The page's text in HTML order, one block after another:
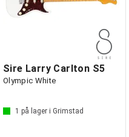
Sire Larry Carlton S5
Olympic White
1 på lager i Grimstad